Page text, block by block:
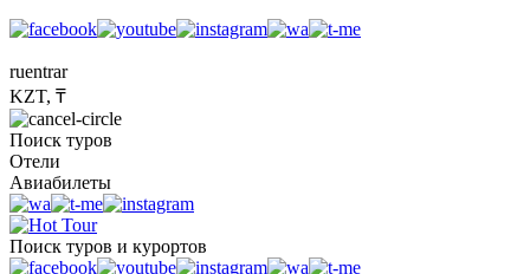
ruentrar
KZT, ₸
Поиск туров
Отели
Авиабилеты
Поиск туров и курортов